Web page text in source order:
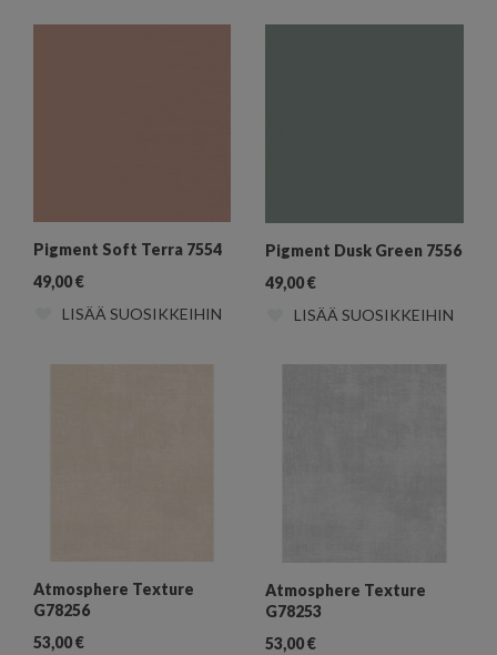
Pigment Soft Terra 7554
49,00€
LISÄÄ SUOSIKKEIHIN
Pigment Dusk Green 7556
49,00€
LISÄÄ SUOSIKKEIHIN
Atmosphere Texture
G78256
53,00€
Atmosphere Texture
G78253
53,00€